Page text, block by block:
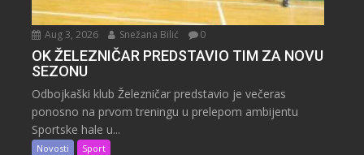
Aug 3, 2026 Snežana Bilić 0
OK ŽELEZNIČAR PREDSTAVIO TIM ZA NOVU
SEZONU
Odbojkaški klub Železničar predstavio je večeras
ponosno na prvom treningu u prelepom ambijentu
Sportske hale u...
Novosti Sport